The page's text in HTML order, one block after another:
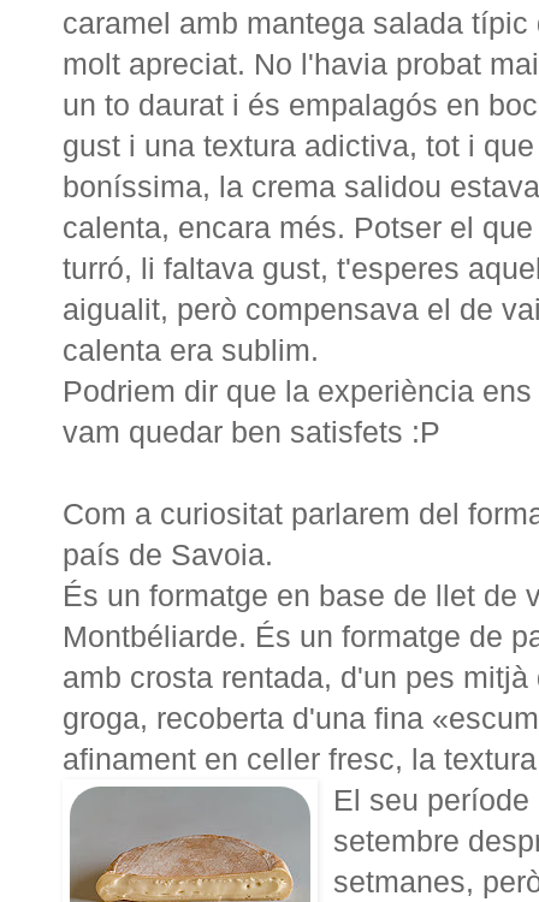
caramel amb mantega salada típic
molt apreciat. No l'havia probat
un to daurat i és empalagós en
gust i una textura adictiva, tot i
boníssima, la crema salidou
calenta, encara més. Potser el
turró, li faltava gust, t'esperes
aigualit, però compensava el de
calenta era sublim.
Podriem dir que la experiència
vam quedar ben satisfets :P
Com a curiositat parlarem del
país de Savoia.
És un formatge en base de llet de
Montbéliarde. És un formatge de
amb crosta rentada, d'un pes
groga, recoberta d'una fina
afinament en celler fresc, la
El seu
setembre
setmanes,